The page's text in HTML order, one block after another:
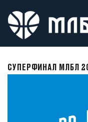
СУПЕРФИНАЛ МЛБЛ